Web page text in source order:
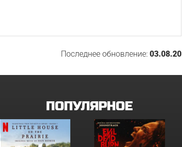
Последнее обновление: 03.08.20
ПОПУЛЯРНОЕ